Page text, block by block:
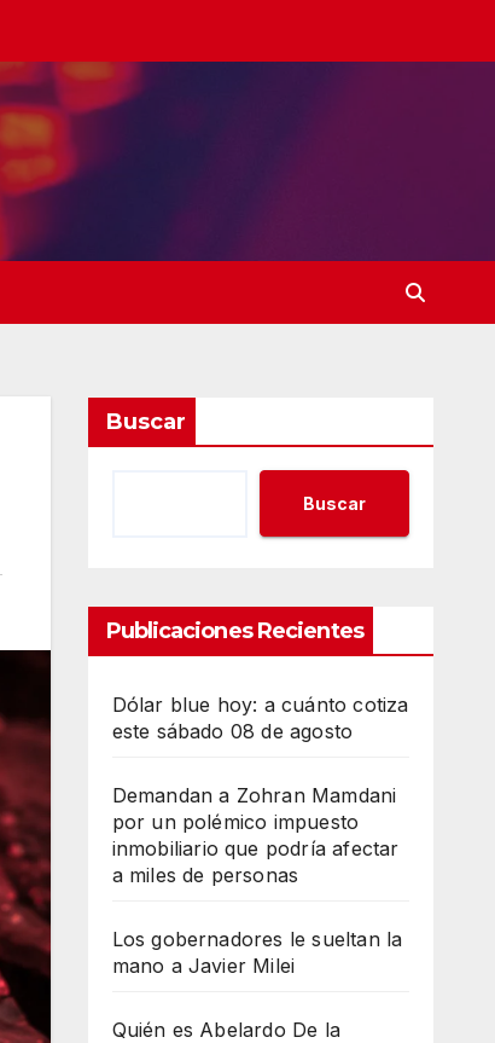
Buscar
Buscar
Publicaciones Recientes
Dólar blue hoy: a cuánto cotiza
este sábado 08 de agosto
Demandan a Zohran Mamdani
por un polémico impuesto
inmobiliario que podría afectar
a miles de personas
Los gobernadores le sueltan la
mano a Javier Milei
Quién es Abelardo De la